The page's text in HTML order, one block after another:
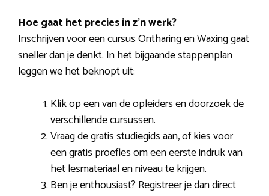
Hoe gaat het precies in z’n werk?
Inschrijven voor een cursus Ontharing en Waxing gaat
sneller dan je denkt. In het bijgaande stappenplan
leggen we het beknopt uit:
Klik op een van de opleiders en doorzoek de
verschillende cursussen.
Vraag de gratis studiegids aan, of kies voor
een gratis proefles om een eerste indruk van
het lesmateriaal en niveau te krijgen.
Ben je enthousiast? Registreer je dan direct